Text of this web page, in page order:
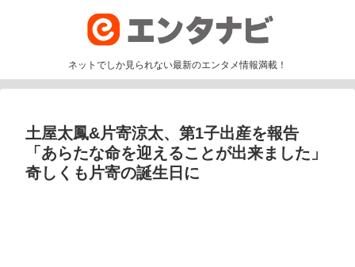
ネットでしか見られない最新のエンタメ情報満載！
土屋太鳳&片寄涼太、第1子出産を報告
「あらたな命を迎えることが出来ました」
奇しくも片寄の誕生日に